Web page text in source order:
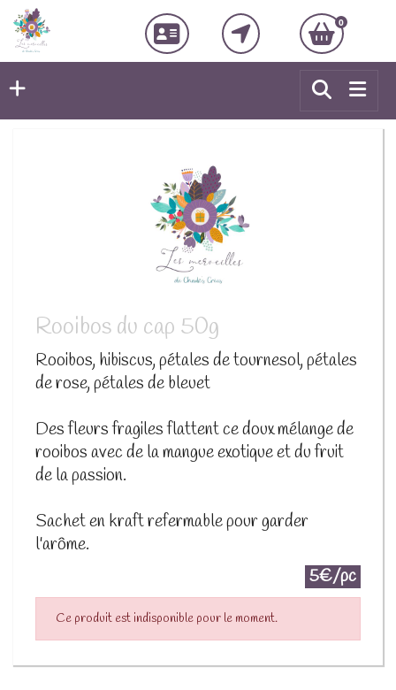
0
Rooibos du cap 50g
Rooibos, hibiscus, pétales de tournesol, pétales
de rose, pétales de bleuet
Des fleurs fragiles flattent ce doux mélange de
rooibos avec de la mangue exotique et du fruit
de la passion.
Sachet en kraft refermable pour garder
l'arôme.
5€/pc
Ce produit est indisponible pour le moment.